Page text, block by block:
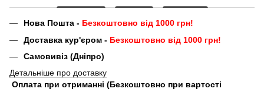
Нова Пошта - Безкоштовно від 1000 грн!
Доставка кур'єром - Безкоштовно від 1000 грн!
Самовивіз (Дніпро)
Детальніше про доставку
Оплата при отриманні (Безкоштовно при вартості